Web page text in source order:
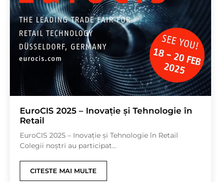
EuroCIS 2025 – Inovație și Tehnologie în
Retail
EuroCIS 2025 – Inovație și Tehnologie în Retail
Colegii noștri au participat...
CITESTE MAI MULTE